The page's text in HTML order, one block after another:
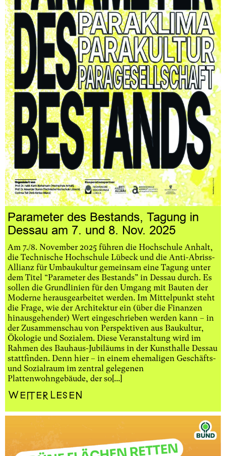
Parameter des Bestands, Tagung in
Dessau am 7. und 8. Nov. 2025
Am 7./8. November 2025 führen die Hochschule Anhalt,
die Technische Hochschule Lübeck und die Anti-Abriss-
Allianz für Umbaukultur gemeinsam eine Tagung unter
dem Titel “Parameter des Bestands” in Dessau durch. Es
sollen die Grundlinien für den Umgang mit Bauten der
Moderne herausgearbeitet werden. Im Mittelpunkt steht
die Frage, wie der Architektur ein (über die Finanzen
hinausgehender) Wert eingeschrieben werden kann – in
der Zusammenschau von Perspektiven aus Baukultur,
Ökologie und Sozialem. Diese Veranstaltung wird im
Rahmen des Bauhaus-Jubiläums in der Kunsthalle Dessau
stattfinden. Denn hier – in einem ehemaligen Geschäfts-
und Sozialraum im zentral gelegenen
Plattenwohngebäude, der so[...]
Weiterlesen